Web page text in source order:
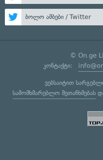
ბოლო ამბები / Twitter
© On.ge
კონტაქტი:
ვებსაიტით
სამომხმარებლო შეთანხმებას